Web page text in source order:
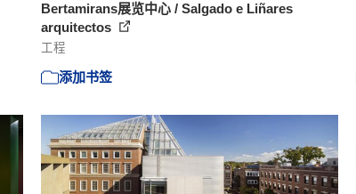
Bertamirans展览中心 / Salgado e Liñares
arquitectos
工程
添加书签